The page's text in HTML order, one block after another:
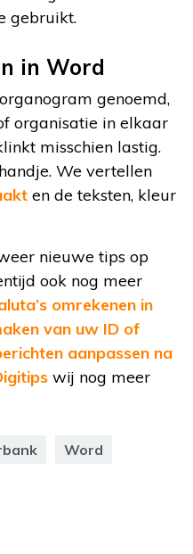
gebruikt.
in Word
genoemd,
organisatie in elkaar
misschien lastig.
We vertellen
en de teksten, kleur
nieuwe tips op
ook nog meer
omrekenen in
van uw ID of
aanpassen na
wij nog meer
Word